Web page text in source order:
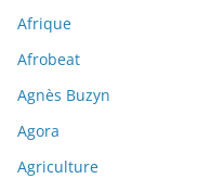
Afrique
Afrobeat
Agnès Buzyn
Agora
Agriculture